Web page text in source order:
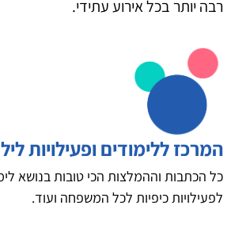
רבה יותר בכל אירוע עתידי.
המרכז ללימודים ופעילויות
כל הכתבות וההמלצות הכי טובות בנושא
לפעילויות כיפיות לכל המשפחה ועוד.